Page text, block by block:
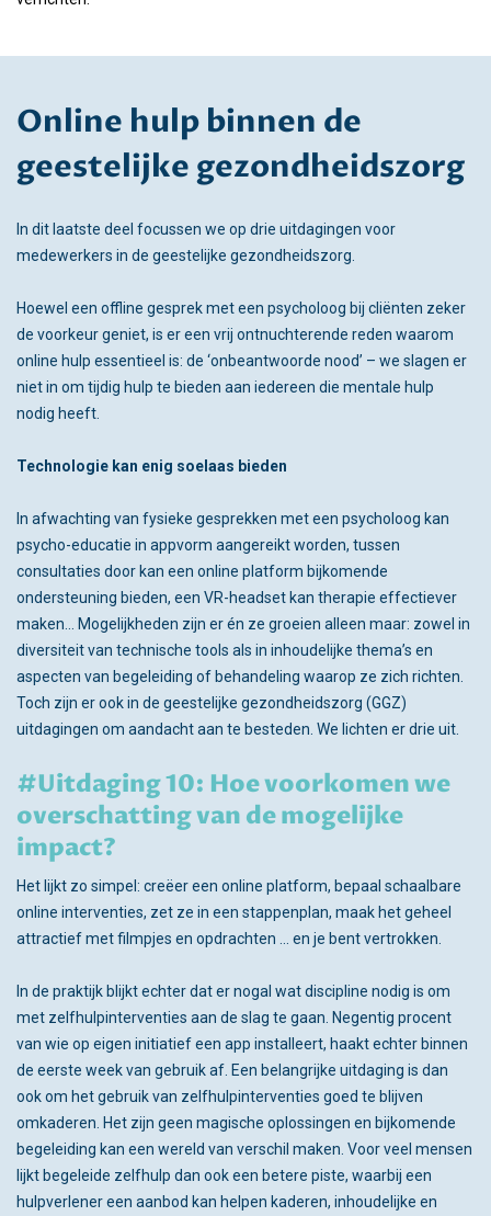
Online hulp binnen de
geestelijke gezondheidszorg
In dit laatste deel focussen we op drie uitdagingen voor
medewerkers in de geestelijke gezondheidszorg.
Hoewel een offline gesprek met een psycholoog bij cliënten zeker
de voorkeur geniet, is er een vrij ontnuchterende reden waarom
online hulp essentieel is: de ‘onbeantwoorde nood’ – we slagen er
niet in om tijdig hulp te bieden aan iedereen die mentale hulp
nodig heeft.
Technologie kan enig soelaas bieden
In afwachting van fysieke gesprekken met een psycholoog kan
psycho-educatie in appvorm aangereikt worden, tussen
consultaties door kan een online platform bijkomende
ondersteuning bieden, een VR-headset kan therapie effectiever
maken... Mogelijkheden zijn er én ze groeien alleen maar: zowel in
diversiteit van technische tools als in inhoudelijke thema’s en
aspecten van begeleiding of behandeling waarop ze zich richten.
Toch zijn er ook in de geestelijke gezondheidszorg (GGZ)
uitdagingen om aandacht aan te besteden. We lichten er drie uit.
#Uitdaging 10: Hoe voorkomen we
overschatting van de mogelijke
impact?
Het lijkt zo simpel: creëer een online platform, bepaal schaalbare
online interventies, zet ze in een stappenplan, maak het geheel
attractief met filmpjes en opdrachten ... en je bent vertrokken.
In de praktijk blijkt echter dat er nogal wat discipline nodig is om
met zelfhulpinterventies aan de slag te gaan. Negentig procent
van wie op eigen initiatief een app installeert, haakt echter binnen
de eerste week van gebruik af. Een belangrijke uitdaging is dan
ook om het gebruik van zelfhulpinterventies goed te blijven
omkaderen. Het zijn geen magische oplossingen en bijkomende
begeleiding kan een wereld van verschil maken. Voor veel mensen
lijkt begeleide zelfhulp dan ook een betere piste, waarbij een
hulpverlener een aanbod kan helpen kaderen, inhoudelijke en